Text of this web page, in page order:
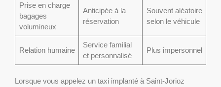
Prise en charge
bagages
volumineux
Anticipée à la
réservation
Souvent aléatoire
selon le véhicule
Relation humaine
Service familial
et personnalisé
Plus impersonnel
Lorsque vous appelez un taxi implanté à Saint-Jorioz